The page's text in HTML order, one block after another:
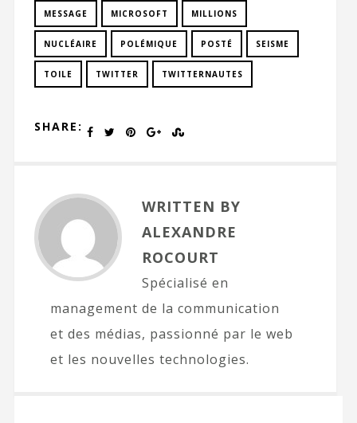
MESSAGE MICROSOFT MILLIONS
NUCLÉAIRE POLÉMIQUE POSTÉ SEISME
TOILE TWITTER TWITTERNAUTES
SHARE:
WRITTEN BY
ALEXANDRE
ROCOURT
Spécialisé en
management de la communication
et des médias, passionné par le web
et les nouvelles technologies.